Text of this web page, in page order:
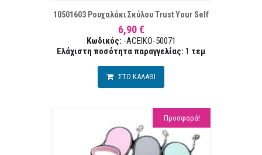
10501603 Ρουχαλάκι Σκύλου Trust Your Self
6,90 €
Κωδικός: -ACEIKO-50071
Ελάχιστη ποσότητα παραγγελίας: 1 τεµ
ΣΤΟ ΚΑΛΑΘΙ
Προσφορά!